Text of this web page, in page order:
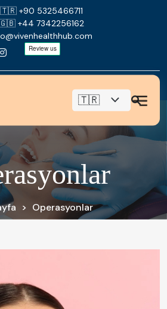
🇹🇷 +90 5325466711
+44 7342256162
rasyonlar
> Operasyonlar